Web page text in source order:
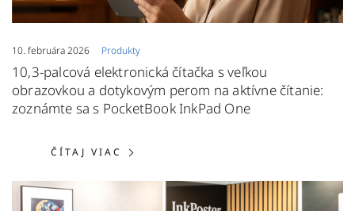
10. februára 2026 Produkty
10,3-palcová elektronická čítačka s veľkou
obrazovkou a dotykovým perom na aktívne čítanie:
zoznámte sa s PocketBook InkPad One
ČÍTAJ VIAC ČÍTAJ VIAC: 10,3-PALCOVÁ